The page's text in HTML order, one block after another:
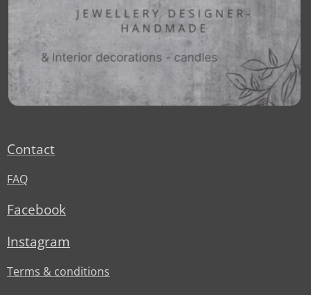
Contact
FAQ
Facebook
Instagram
Terms & conditions